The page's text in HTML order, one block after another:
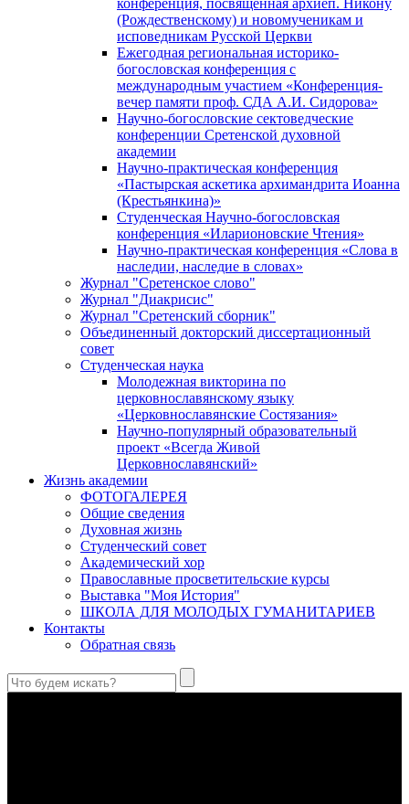
(Рождественскому) и новомученикам и
исповедникам Русской Церкви
Ежегодная региональная историко-
богословская конференция с
международным участием «Конференция-
вечер памяти проф. СДА А.И. Сидорова»
Научно-богословские сектоведческие
конференции Сретенской духовной
академии
Научно-практическая конференция
«Пастырская аскетика архимандрита Иоанна
(Крестьянкина)»
Студенческая Научно-богословская
конференция «Иларионовские Чтения»
Научно-практическая конференция «Cлова в
наследии, наследие в словах»
Журнал "Сретенское слово"
Журнал "Диакрисис"
Журнал "Сретенский сборник"
Объединенный докторский диссертационный
совет
Студенческая наука
Молодежная викторина по
церковнославянскому языку
«Церковнославянские Состязания»
Научно-популярный образовательный
проект «Всегда Живой
Церковнославянский»
Жизнь академии
ФОТОГАЛЕРЕЯ
Общие сведения
Духовная жизнь
Студенческий совет
Академический хор
Православные просветительские курсы
Выставка "Моя История"
ШКОЛА ДЛЯ МОЛОДЫХ ГУМАНИТАРИЕВ
Контакты
Обратная связь